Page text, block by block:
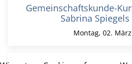
Gemeinschaftskunde-
Sabrina
Montag, 02.